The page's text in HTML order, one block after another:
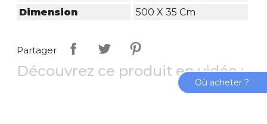
Dimension
500 X 35 Cm
Partager
Découvrez ce produit en vidéo :
Où acheter ?